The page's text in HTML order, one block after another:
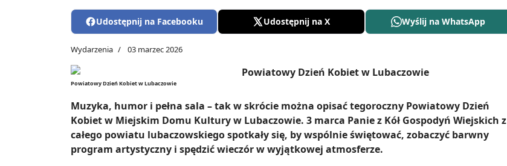
Udostępnij na Facebooku Udostępnij na X Wyślij na WhatsApp
Wydarzenia 03 marzec 2026
Powiatowy Dzień Kobiet w Lubaczowie
Muzyka, humor i pełna sala – tak w skrócie można opisać tegoroczny Powiatowy Dzień
Kobiet w Miejskim Domu Kultury w Lubaczowie. 3 marca Panie z Kół Gospodyń Wiejskich z
całego powiatu lubaczowskiego spotkały się, by wspólnie świętować, zobaczyć barwny
program artystyczny i spędzić wieczór w wyjątkowej atmosferze.